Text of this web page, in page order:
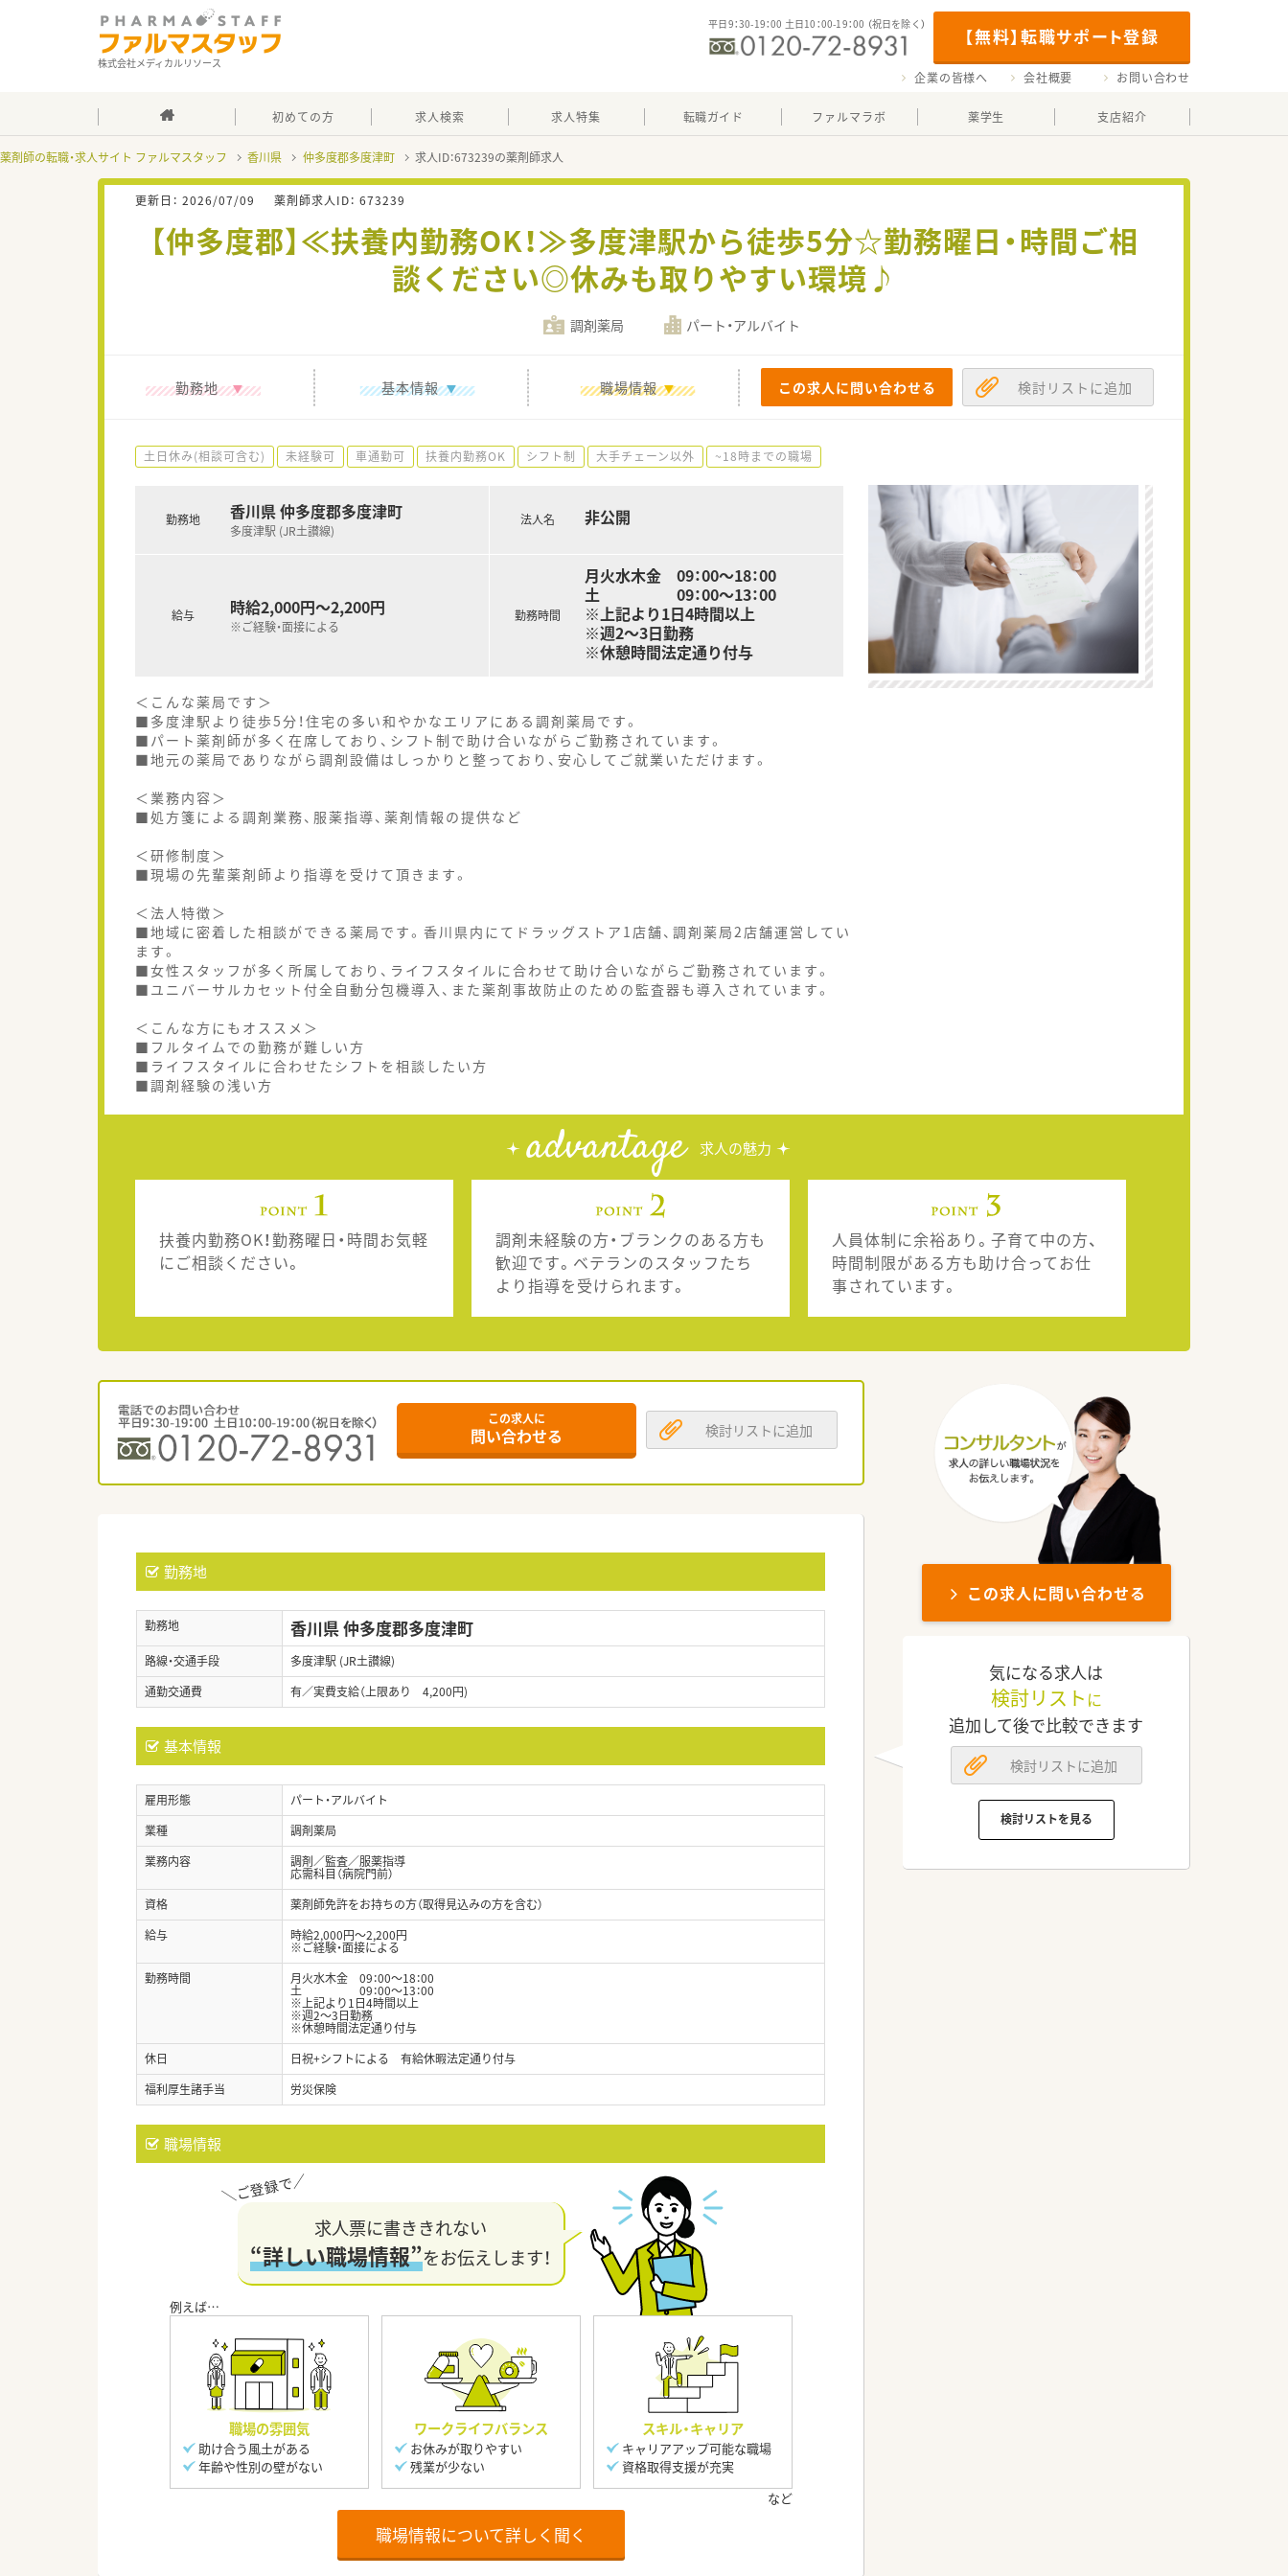
株式会社メディカルリソース
【無料】転職サポート登録
平日9：30-19：00 土日10：00-19：00 （祝日を除く）
企業の皆様へ 会社概要 お問い合わせ
初めての方 求人検索 求人特集 転職ガイド ファルマラボ 薬学生 支店紹介
薬剤師の転職・求人サイト ファルマスタッフ 香川県 仲多度郡多度津町 求人ID：673239の薬剤師求人
更新日： 2026/07/09 薬剤師求人ID： 673239
【仲多度郡】≪扶養内勤務OK！≫多度津駅から徒歩5分☆勤務曜日・時間ご相
談ください◎休みも取りやすい環境♪
調剤薬局 パート・アルバイト
勤務地 基本情報 職場情報 この求人に問い合わせる 検討リストに追加
土日休み(相談可含む) 未経験可 車通勤可 扶養内勤務OK シフト制 大手チェーン以外 ~18時までの職場
勤務地 香川県 仲多度郡多度津町
多度津駅 (JR土讃線)
給与 時給2,000円～2,200円
※ご経験・面接による
法人名 非公開
勤務時間
月火水木金 09：00～18：00
土 09：00～13：00
※上記より1日4時間以上
※週2～3日勤務
※休憩時間法定通り付与
＜こんな薬局です＞
■多度津駅より徒歩5分！住宅の多い和やかなエリアにある調剤薬局です。
■パート薬剤師が多く在席しており、シフト制で助け合いながらご勤務されています。
■地元の薬局でありながら調剤設備はしっかりと整っており、安心してご就業いただけます。
＜業務内容＞
■処方箋による調剤業務、服薬指導、薬剤情報の提供など
＜研修制度＞
■現場の先輩薬剤師より指導を受けて頂きます。
＜法人特徴＞
■地域に密着した相談ができる薬局です。香川県内にてドラッグストア1店舗、調剤薬局2店舗運営してい
ます。
■女性スタッフが多く所属しており、ライフスタイルに合わせて助け合いながらご勤務されています。
■ユニバーサルカセット付全自動分包機導入、また薬剤事故防止のための監査器も導入されています。
＜こんな方にもオススメ＞
■フルタイムでの勤務が難しい方
■ライフスタイルに合わせたシフトを相談したい方
■調剤経験の浅い方
advantage 求人の魅力
扶養内勤務OK！勤務曜日・時間お気軽
にご相談ください。
調剤未経験の方・ブランクのある方も
歓迎です。ベテランのスタッフたち
より指導を受けられます。
人員体制に余裕あり。子育て中の方、
時間制限がある方も助け合ってお仕
事されています。
この求人に
問い合わせる 検討リストに追加
勤務地
勤務地 香川県 仲多度郡多度津町
路線・交通手段
多度津駅 (JR土讃線)
通勤交通費
有／実費支給（上限あり 4,200円)
基本情報
雇用形態
パート・アルバイト
業種
調剤薬局
業務内容
調剤／監査／服薬指導
応需科目（病院門前）
資格
薬剤師免許をお持ちの方（取得見込みの方を含む）
給与
時給2,000円～2,200円
※ご経験・面接による
勤務時間
月火水木金 09：00～18：00
土 09：00～13：00
※上記より1日4時間以上
※週2～3日勤務
※休憩時間法定通り付与
休日
日祝+シフトによる 有給休暇法定通り付与
福利厚生諸手当
労災保険
職場情報
求人票に書ききれない
“詳しい職場情報”をお伝えします！
職場の雰囲気
助け合う風土がある
年齢や性別の壁がない
ワークライフバランス
お休みが取りやすい
残業が少ない
スキル・キャリア
キャリアアップ可能な職場
資格取得支援が充実
職場情報について詳しく聞く
この求人に問い合わせる
気になる求人は
検討リスト に
追加して後で比較できます
検討リストに追加
検討リストを見る